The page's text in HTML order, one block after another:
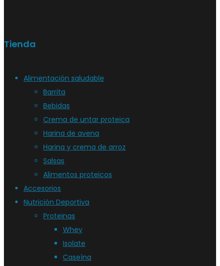
Tienda
Alimentación saludable
Barrita
Bebidas
Crema de untar proteica
Harina de avena
Harina y crema de arroz
Salsas
Alimentos proteicos
Accesorios
Nutrición Deportiva
Proteinas
Whey
Isolate
Caseína